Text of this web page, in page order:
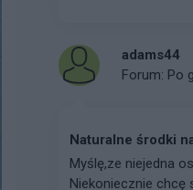
adams44
Forum: Po
Naturalne środki
Myślę,ze niejedna
Niekoniecznie chcę